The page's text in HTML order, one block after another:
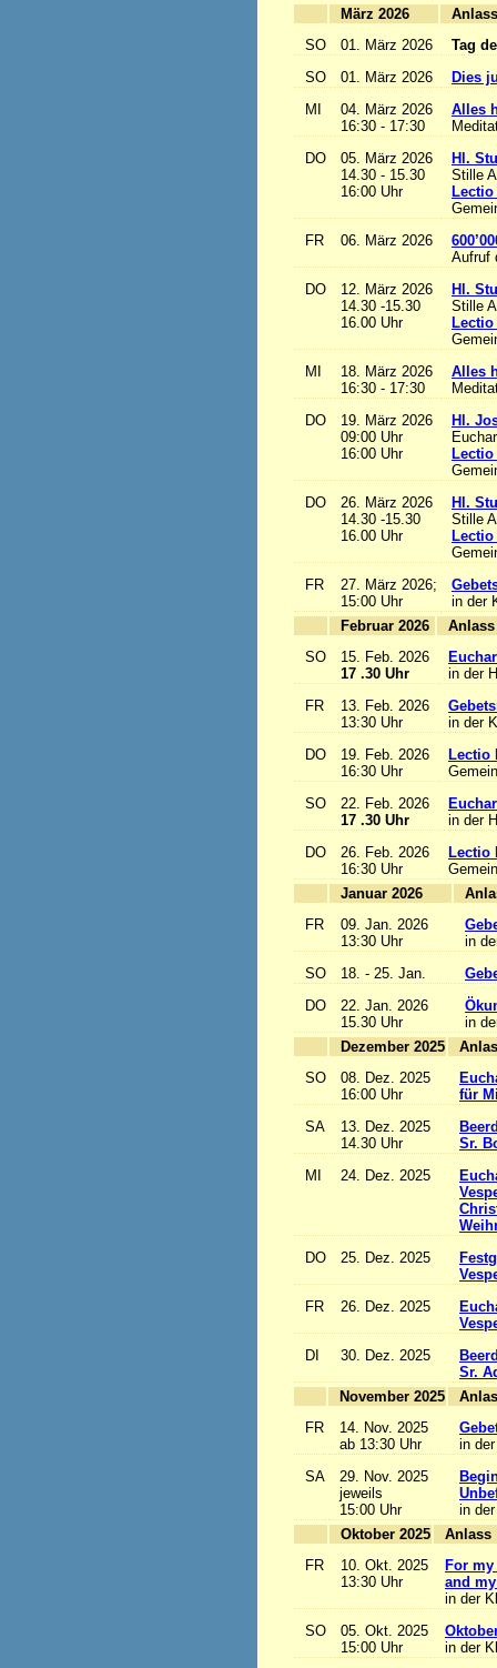
März 2026
SO
01. März 2026
Tag
SO
01. März 2026
Dies
MI
04. März 2026
16:30 - 17:30
Alles
DO
05. März 2026
14.30 - 15.30
16:00 Uhr
Hl.
Stille
FR
06. März 2026
Aufruf
DO
12. März 2026
14.30 -15.30
16.00 Uhr
Hl.
Stille
MI
18. März 2026
16:30 - 17:30
Alles
DO
19. März 2026
09:00 Uhr
16:00 Uhr
Hl.
DO
26. März 2026
14.30 -15.30
16.00 Uhr
Hl.
Stille
FR
27. März 2026;
15:00 Uhr
in der
Februar 2026
SO
15. Feb. 2026
17 .30 Uhr
in der
FR
13. Feb. 2026
13:30 Uhr
in der
DO
19. Feb. 2026
16:30 Uhr
Lectio
SO
22. Feb. 2026
17 .30 Uhr
in der
DO
26. Feb. 2026
16:30 Uhr
Lectio
Januar 2026
FR
09. Jan. 2026
13:30 Uhr
in
SO
18. - 25. Jan.
DO
22. Jan. 2026
15.30 Uhr
in
Dezember 2025
SO
08. Dez. 2025
16:00 Uhr
für
SA
13. Dez. 2025
14.30 Uhr
Sr.
MI
24. Dez. 2025
DO
25. Dez. 2025
FR
26. Dez. 2025
DI
30. Dez. 2025
Sr.
November 2025
FR
14. Nov. 2025
ab 13:30 Uhr
in
SA
29. Nov. 2025
jeweils
15:00 Uhr
in
Oktober 2025
FR
10. Okt. 2025
13:30 Uhr
For
and
in der
SO
05. Okt. 2025
15:00 Uhr
in der